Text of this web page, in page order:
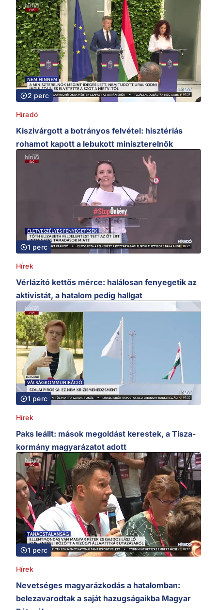
2 perc
Híradó
Kiszivárgott a botrányos felvétel: hisztériás
rohamot kapott a lebukott miniszterelnök
1 perc
Hírek
Vérlázító kettős mérce: halálosan fenyegetik az
aktivistát, a hatalom pedig hallgat
1 perc
Hírek
Paks leállt: mások megoldást kerestek, a Tisza-
kormány magyarázatot adott
1 perc
Hírek
Nevetséges magyarázkodás a hatalomban:
belezavarodtak a saját hazugságaikba Magyar